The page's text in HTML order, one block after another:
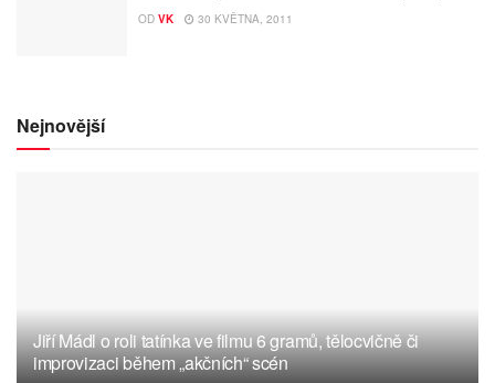
OD VK 30 KVĚTNA, 2011
Nejnovější
Jiří Mádl o roli tatínka ve filmu 6 gramů, tělocvičně či
improvizaci během „akčních“ scén